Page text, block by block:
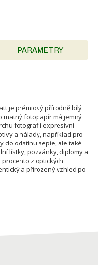
PARAMETRY
je prémiový přírodně bílý
matný fotopapír má jemný
fotografií expresivní
a nálady, například pro
do odstínu sepie, ale také
lístky, pozvánky, diplomy a
procento z optických
a přirozený vzhled po